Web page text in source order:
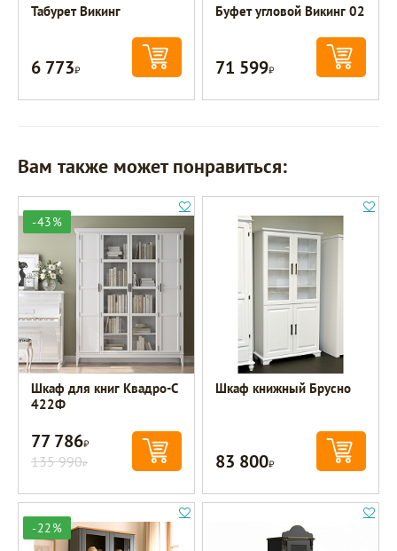
Табурет Викинг
6 773Р
Буфет угловой Викинг 02
71 599Р
Вам также может понравиться:
-43%
Шкаф для книг Квадро-С
422Ф
77 786Р
135 990Р
Шкаф книжный Брусно
83 800Р
-22%